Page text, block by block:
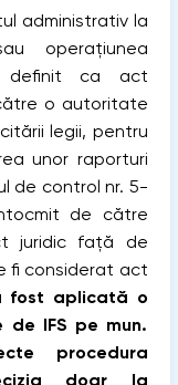
administrativ la
operaţiunea
deﬁnit ca act
o autoritate
legii, pentru
unor raporturi
de control nr. 5-
de către
juridic faţă de
ﬁ considerat act
fost aplicată o
de IFS pe mun.
procedura
doar la